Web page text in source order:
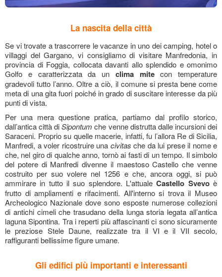
La nascita della città
Se vi trovate a trascorrere le vacanze in uno deicamping, hotel o
villaggi del Gargano, vi consigliamo di visitare Manfredonia, in
provincia di Foggia, collocata davanti allo splendido e omonimo
Golfo e caratterizzata da un clima mitecon temperature
gradevoli tutto l’anno. Oltre a ciò, il comune si presta bene come
meta di una gita fuori poiché in grado di suscitare interesse da più
punti di vista.
Per una mera questione pratica, partiamo dal profilo storico,
dall’antica città diSipontum che venne distrutta dalle incursioni dei
Saraceni. Proprio su quelle macerie, infatti, fu l’allora Re di Sicilia,
Manfredi, a voler ricostruire una civitas che da lui prese il nome e
che, nel giro di qualche anno, tornò ai fasti di un tempo. Il simbolo
del potere di Manfredi divenne il maestoso Castello che venne
costruito per suo volere nel 1256 e che, ancora oggi, si può
ammirare in tutto il suo splendore. L'attualeCastello Svevoè
frutto di ampliamenti e rifacimenti. All'interno si trova il Museo
Archeologico Nazionale dove sono esposte numerose collezioni
di antichi cimeli che trasudano della lunga storia legata all’antica
laguna Sipontina. Tra i reperti più affascinanti ci sono sicuramente
le preziose Stele Daune, realizzate tra il VI e il VII secolo,
raffiguranti bellissime figure umane.
Gli edifici più importanti e interessanti